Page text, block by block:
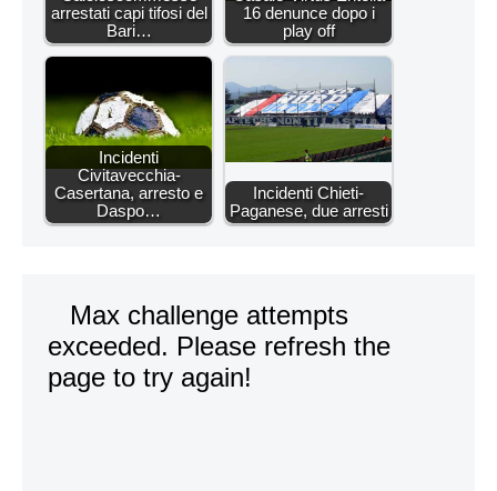
arrestati capi tifosi del
Bari…
16 denunce dopo i
play off
Incidenti
Civitavecchia-
Casertana, arresto e
Daspo…
Incidenti Chieti-
Paganese, due arresti